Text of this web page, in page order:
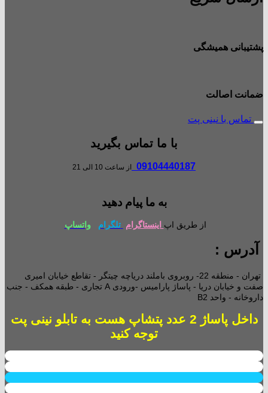
پشتیبانی همیشگی
ضمانت اصالت
تماس با نینی پت
با ما تماس بگیرید
09104440187 از ساعت 10 الی 21
به ما پیام دهید
از طریق اپ اینستاگرام تلگرام واتساپ
آدرس :
تهران - منطقه 22- روبروی باملند دریاچه چیتگر - تقاطع خیابان امیری
صفت و خیابان دریا - پاساژ پارامیس -ورودی A تجاری -
طبقه همکف - جنب
داروخانه - واحد B2
داخل پاساژ 2 عدد پتشاپ هست به تابلو نینی پت
توجه کنید